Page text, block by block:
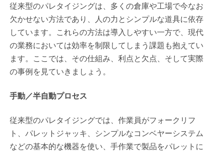
従来型のパレタイジングは、多くの倉庫や工場で今なお
欠かせない方法であり、人の力とシンプルな道具に依存
しています。これらの方法は導入しやすい一方で、現代
の業務においては効率を制限してしまう課題も抱えてい
ます。ここでは、その仕組み、利点と欠点、そして実際
の事例を見ていきましょう。
手動／半自動プロセス
従来型のパレタイジングでは、作業員がフォークリフ
ト、パレットジャッキ、シンプルなコンベヤーシステム
などの基本的な機器を使い、手作業で製品をパレットに